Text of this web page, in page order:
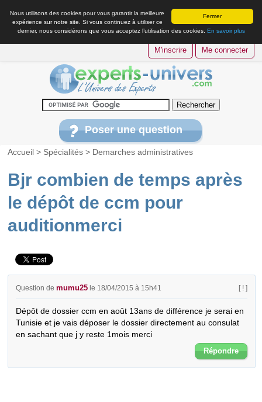
Fermer
Nous utilisons des cookies pour vous garantir la meilleure
expérience sur notre site. Si vous continuez à utiliser ce
dernier, nous considérons que vous acceptez l’utilisation des cookies. En savoir plus
M'inscrire Me connecter
Poser une question
Accueil > Spécialités > Demarches administratives
Bjr combien de temps après
le dépôt de ccm pour
auditionmerci
Question demumu25 le 18/04/2015 à 15h41 [ ! ]
Dépôt de dossier ccm en août 13ans de différence je serai en
Tunisie et je vais déposer le dossier directement au consulat
en sachant que j y reste 1mois merci
Répondre